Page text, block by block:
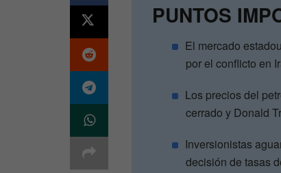
PUNTOS
El mercado
por el conflicto en
Los precios del
cerrado y Donald
Inversionistas
decisión de tasas